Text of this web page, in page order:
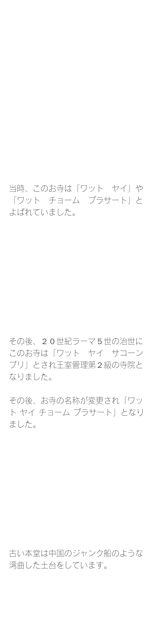
当時、このお寺は「ワット　ヤイ」や
「ワット　チョーム　プラサート」と
よばれていました。
その後、２０世紀ラーマ５世の治世に
このお寺は「ワット　ヤイ　サコーン
ブリ」とされ王室管理第２級の寺院と
なりました。
その後、お寺の名称が変更され「ワッ
ト ヤイ チョーム プラサート」となり
ました。
古い本堂は中国のジャンク船のような
湾曲した土台をしています。